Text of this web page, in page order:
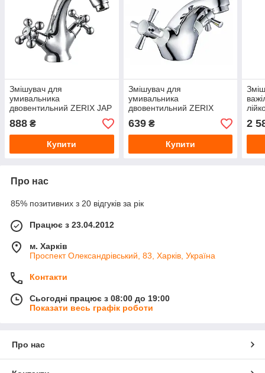
Змішувач для
умивальника
двовентильний ZERIX JAP
827 (ZX0154) хром,
кріплення шпилька
888 ₴
Купити
Змішувач для
умивальника
двовентильний ZERIX
Z1054-7 (ZX0262) хром,
кріплення шпилька
639₴
Купити
2
Про нас
85% позитивних з 20 відгуків за рік
Працює з 23.04.2012
м. Харків
Проспект Олександрівський, 83, Харків, Україна
Контакти
Сьогодні працює з 08:00 до 19:00
Показати весь графік роботи
Про нас